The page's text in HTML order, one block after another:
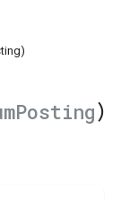
Posting)